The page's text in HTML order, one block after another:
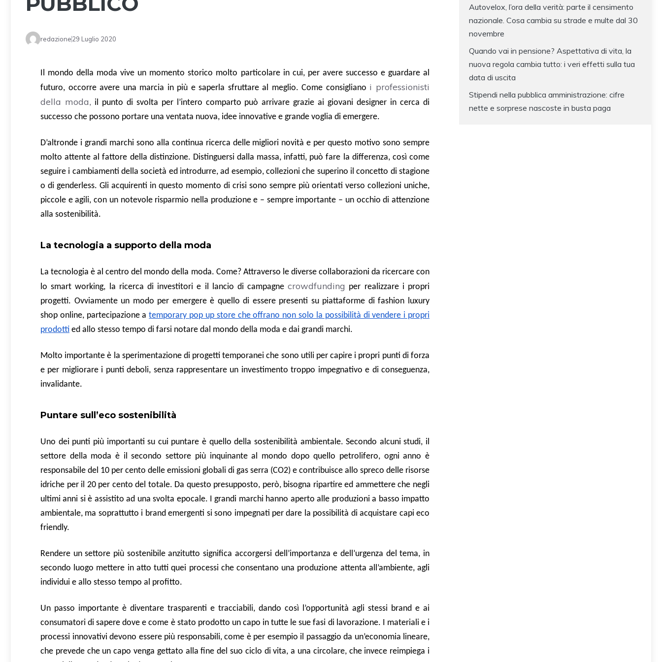
redazione29 Luglio 2020
Il mondo della moda vive un momento storico molto particolare in cui, per avere successo e guardare al
futuro, occorre avere una marcia in più e saperla sfruttare al meglio. Come consigliano i professionisti
della moda,il punto di svolta per l’intero comparto può arrivare grazie ai giovani designer in cerca di
successo che possono portare una ventata nuova, idee innovative e grande voglia di emergere.
D’altronde i grandi marchi sono alla continua ricerca delle migliori novità e per questo motivo sono sempre
molto attente al fattore della distinzione. Distinguersi dalla massa, infatti, può fare la differenza, così come
seguire i cambiamenti della società ed introdurre, ad esempio, collezioni che superino il concetto di stagione
o di genderless. Gli acquirenti in questo momento di crisi sono sempre più orientati verso collezioni uniche,
piccole e agili, con un notevole risparmio nella produzione e – sempre importante – un occhio di attenzione
alla sostenibilità.
La tecnologia a supporto della moda
La tecnologia è al centro del mondo della moda. Come? Attraverso le diverse collaborazioni da ricercare con
lo smart working, la ricerca di investitori e il lancio di campagnecrowdfunding per realizzare i propri
progetti. Ovviamente un modo per emergere è quello di essere presenti su piattaforme di fashion luxury
shop online, partecipazione atemporary pop up store che offrano non solo la possibilità di vendere i propri
prodotti ed allo stesso tempo di farsi notare dal mondo della moda e dai grandi marchi.
Molto importante è la sperimentazione di progetti temporanei che sono utili per capire i propri punti di forza
e per migliorare i punti deboli, senza rappresentare un investimento troppo impegnativo e di conseguenza,
invalidante.
Puntare sull’eco sostenibilità
Uno dei punti più importanti su cui puntare è quello della sostenibilità ambientale. Secondo alcuni studi, il
settore della moda è il secondo settore più inquinante al mondo dopo quello petrolifero, ogni anno è
responsabile del 10 per cento delle emissioni globali di gas serra (CO2) e contribuisce allo spreco delle risorse
idriche per il 20 per cento del totale. Da questo presupposto, però, bisogna ripartire ed ammettere che negli
ultimi anni si è assistito ad una svolta epocale. I grandi marchi hanno aperto alle produzioni a basso impatto
ambientale, ma soprattutto i brand emergenti si sono impegnati per dare la possibilità di acquistare capi eco
friendly.
Rendere un settore più sostenibile anzitutto significa accorgersi dell’importanza e dell’urgenza del tema, in
secondo luogo mettere in atto tutti quei processi che consentano una produzione attenta all’ambiente, agli
individui e allo stesso tempo al profitto.
Un passo importante è diventare trasparenti e tracciabili, dando così l’opportunità agli stessi brand e ai
consumatori di sapere dove e come è stato prodotto un capo in tutte le sue fasi di lavorazione. I materiali e i
processi innovativi devono essere più responsabili, come è per esempio il passaggio da un’economia lineare,
che prevede che un capo venga gettato alla fine del suo ciclo di vita, a una circolare, che invece reimpiega i
Autovelox, l’ora della verità: parte il censimento
nazionale. Cosa cambia su strade e multe dal 30
novembre
Quando vai in pensione? Aspettativa di vita, la
nuova regola cambia tutto: i veri effetti sulla tua
data di uscita
Stipendi nella pubblica amministrazione: cifre
nette e sorprese nascoste in busta paga